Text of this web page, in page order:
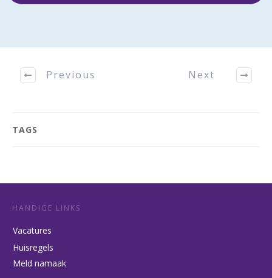
Previous Next
TAGS
HANDIGE LINKS
Vacatures
Huisregels
Meld namaak